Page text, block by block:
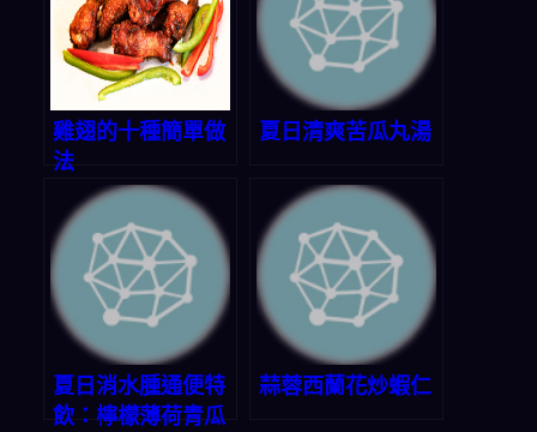
雞翅的十種簡單做
法
夏日清爽苦瓜丸湯
夏日消水腫通便特
飲：檸檬薄荷青瓜
蒜蓉西蘭花炒蝦仁